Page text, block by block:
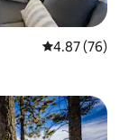
Calificación
4.87 (76)